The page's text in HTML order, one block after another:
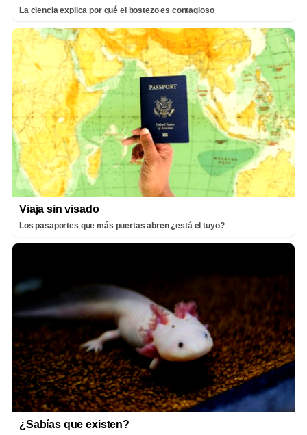
La ciencia explica por qué el bostezo es contagioso
Viaja sin visado
Los pasaportes que más puertas abren ¿está el tuyo?
¿Sabías que existen?